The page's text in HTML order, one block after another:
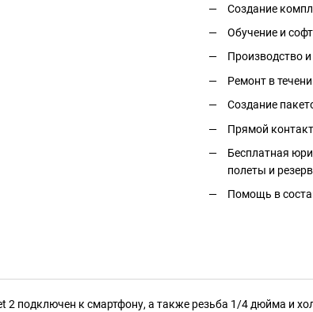
Создание
Обучение и
Производство
Ремонт в
Создание
Прямой
Бесплатная
полеты и
Помощь в
2 подключен к смартфону, а также резьба 1/4 дюйма